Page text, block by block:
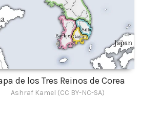
de los Tres Reinos de Corea
Ashraf Kamel (CC BY-NC-SA)